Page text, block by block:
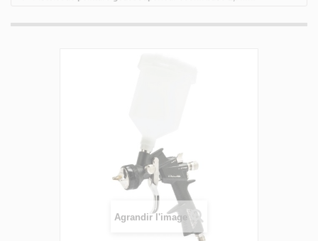
Agrandir l'image